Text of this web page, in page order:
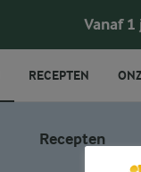
Vanaf
RECEPTEN
Recepten